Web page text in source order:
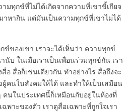
มทุกข์ที่ไม่ได้เกิดจากความที่เขาขี้เกียจ
าหากิน แต่มันเป็นความทุกข์ที่เขาไม่ได้
ข์ของเขา เราจะได้เห็นว่า ความทุกข์
บ ในเมื่อเราเป็นเพื่อนร่วมทุกข์กัน เรา
อ สื่อก็เช่นเดียวกัน ทำอย่างไร สื่อถึงจะ
ผู้คนในสังคมให้ได้ และทำให้เป็นเสมือน
คนในประเทศนี้ก็เหมือนกับอยู่ในห้องที่
พาะของตัว เราดูสื่อเฉพาะที่ถูกใจเรา